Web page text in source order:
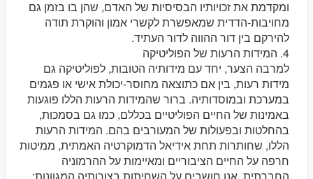
ומקדמת את זכויותיו הבסיסיות של האדם, שהן בו בזמן גם
מחויבות-הדדית שמאפשרת לקשרי אמון והוקרת תודה
להירקם בין דור ההווה לדור העתיד.
4. המידות הרעות של הפוליטיקה
למרבה הצער, יחד עם מידותיה הטובות, לפוליטיקה גם
מידות רעות, בין אם כתוצאה מחוסר-יכולת אישי או פגמים
במערכת ובמוסדותיה. ברור שהמידות הרעות הללו פוגעות
באמינות של החיים הפוליטיים בכללם, כמו גם בסמכות,
בהחלטות ובפעולות של המעורבים בהם. המידות הרעות
הללו, שחותרות תחת אידיאל הדמוקרטיה האמתית, ממיטות
חרפה על החיים הציבוריים ומאיימות על ההרמוניה